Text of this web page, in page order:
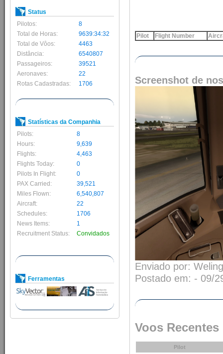
Status
Pilotos:
8
Total de Horas:
9639:34:32
Total de Vôos:
4463
Distância:
6540807
Passageiros:
39521
Aeronaves:
22
Rotas Cadastradas:
1706
Statísticas da Companhia
Pilots:
8
Hours:
9,639
Flights:
4,463
Flights Today:
0
Pilots In Flight:
0
PAX Carried:
39,521
Miles Flown:
6,540,807
Aircraft:
22
Schedules:
1706
News Items:
1
Recruitment Status:
Convidados
Ferramentas
Pilot Flight Number
Screenshot de
Enviado por:
Postado em: - 09/
Voos Recentes
Pilot